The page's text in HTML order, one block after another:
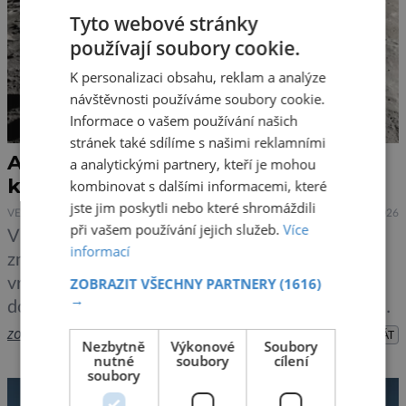
Artemis II: návrat k Měsíci a otázky,
které jsme pořád nevyřešili
VESMÍR 4.4.2026
Více než půl století po misi Apollo 17 se lidé
znovu vydávají k Měsíci. Program Artemis má
vrátit člověka na jeho povrch, ale než k tomu
dojde, přichází testovací mise Artemis II. Ta sice
nepřistane, ale má jiný, stejně důležitý úkol:
znovu otevřít otázky, které o Měsíci zůstávají
překvapivě nezodpovězené. Čtyřčlenná posádka
v lodi Orion […]
zobrazit více >> PŘEHRÁT
Tyto webové stránky
používají soubory cookie.
K personalizaci obsahu, reklam a analýze
návštěvnosti používáme soubory cookie.
Informace o vašem používání našich
stránek také sdílíme s našimi reklamními
a analytickými partnery, kteří je mohou
kombinovat s dalšími informacemi, které
jste jim poskytli nebo které shromáždili
při vašem používání jejich služeb.Více
informací
ZOBRAZIT VŠECHNY PARTNERY(1616)
→
Nezbytně
nutné
soubory
Výkonové
soubory
Soubory
cílení